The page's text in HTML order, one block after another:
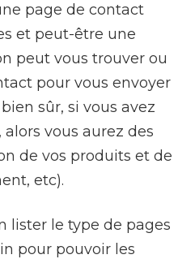
page de contact
et peut-être une
peut vous trouver ou
pour vous envoyer
sûr, si vous avez
vous aurez des
de vos produits et de
etc).
lister le type de pages
pour pouvoir les